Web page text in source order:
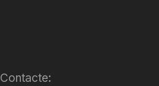
Contacte: